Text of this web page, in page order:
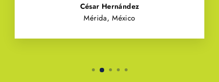
César Hernández
Mérida, México